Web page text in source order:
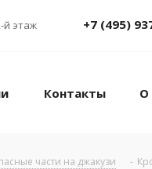
й этаж +7 (495)
Контакты О
части на джакузи -